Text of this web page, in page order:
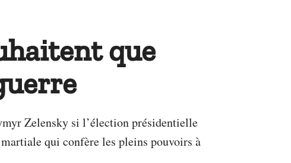
que
Zelensky si l’élection présidentielle
qui confère les pleins pouvoirs à